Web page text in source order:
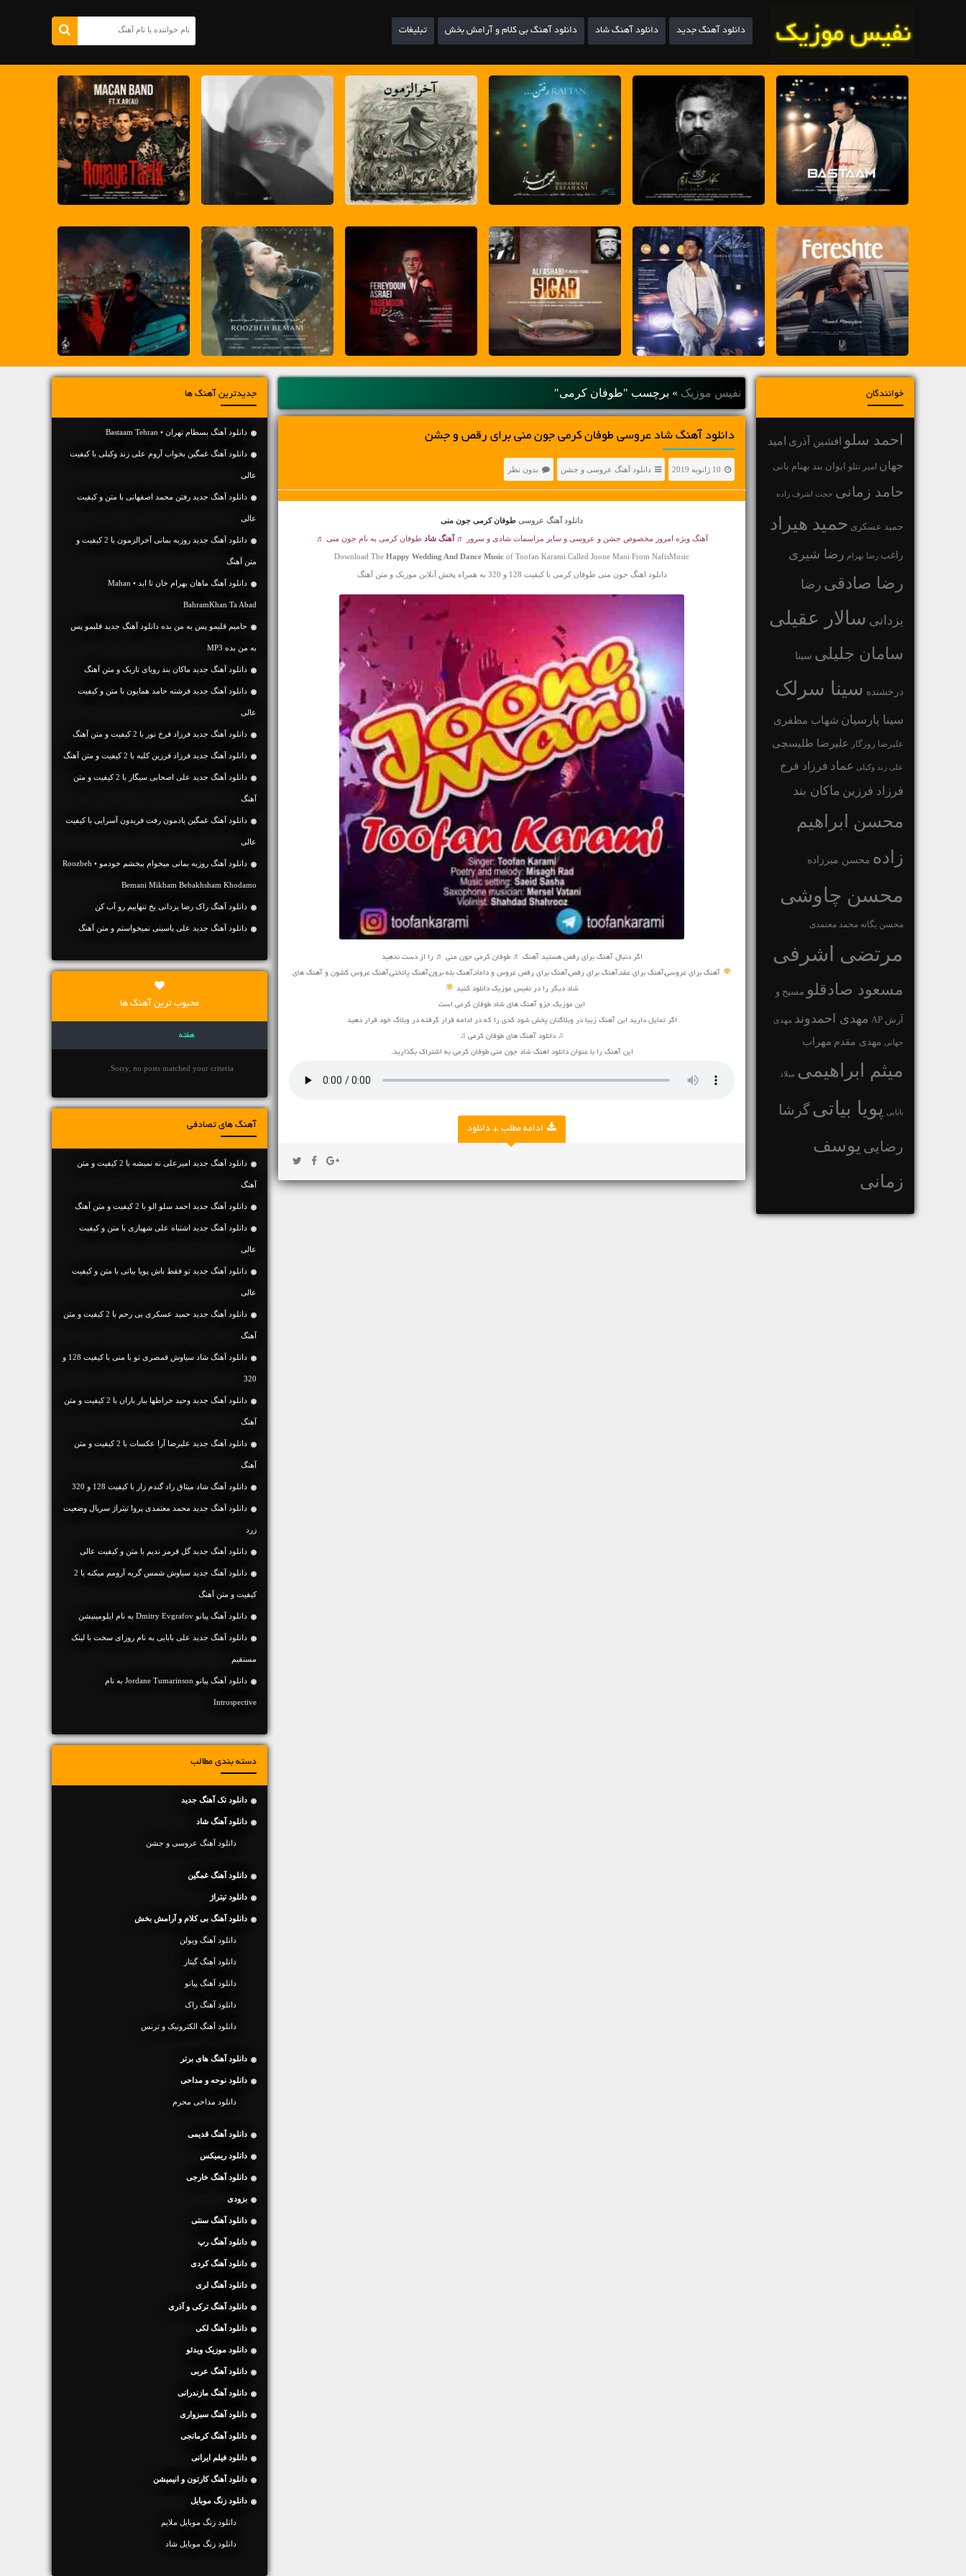
دانلود آهنگ جدید دانلود آهنگ شاد دانلود آهنگ بی کلام و آرامش بخش تبلیغات
خوانندگان
احمد سلو افشین آذری امید
جهان امیر تتلو ایوان بند بهنام بانی
حامد زمانی حجت اشرف زاده
حمید عسکری حمید هیراد
راغب رضا بهرام رضا شیری
رضا صادقی رضا
یزدانی سالار عقیلی
سامان جلیلی سینا
درخشنده سینا سرلک
سینا پارسیان شهاب مظفری
علیرضا روزگار علیرضا طلیسچی
علی زند وکیلی عماد فرزاد فرخ
فرزاد فرزین ماکان بند
محسن ابراهیم
زاده محسن میرزاده
محسن چاوشی
محسن یگانه محمد معتمدی
مرتضی اشرفی
مسعود صادقلو مسیح و
آرش AP مهدی احمدوند مهدی
جهانی مهدی مقدم مهراب
میثم ابراهیمی میلاد
بابایی پویا بیاتیگرشا
رضایی یوسف
زمانی
نفیس موزیک » برچسب "طوفان کرمی"
دانلود آهنگ شاد عروسی طوفان کرمی جون منی برای رقص و جشن
10 ژانویه 2019 دانلود آهنگ عروسی و جشن بدون نظر
دانلود آهنگ عروسی طوفان کرمی جون منی
آهنگ ویژه امروز مخصوص جشن و عروسی و سایر مراسمات شادی و سرور ♬آهنگ شاد طوفان کرمی به نام جون منی ♬
Download The Happy Wedding And Dance Music of Toofan Karami Called Joone Mani From NafisMusic
دانلود اهنگ جون منی طوفان کرمی با کیفیت 128 و 320 به همراه پخش آنلاین موزیک و متن آهنگ
اگر دنبال آهنگ برای رقص هستید آهنگ ♬ طوفان کرمی جون منی ♬ را از دست ندهید
آهنگ برای عروسی,آهنگ برای عقد,آهنگ برای رقص,آهنگ برای رقص عروس و داماد,آهنگ بله برون,آهنگ پاتختی,آهنگ عروس کشون و آهنگ های
شاد دیگر را در نفیس موزیک دانلود کنید
این موزیک جزو آهنگ های شاد طوفان کرمی است
اگر تمایل دارید این آهنگ زیبا در وبلاگتان پخش شود کدی را که در ادامه قرار گرفته در وبلاگ خود قرار دهید
♫ دانلود آهنگ های طوفان کرمی ♫
این آهنگ را با عنوان دانلود اهنگ شاد جون منی طوفان کرمی به اشتراک بگذارید.
ادامه مطلب + دانلود
جدیدترین آهنگ ها
دانلود آهنگ بسطام تهران • Bastaam Tehran
دانلود آهنگ غمگین بخواب آروم علی زند وکیلی با کیفیت
عالی
دانلود آهنگ جديد رفتن محمد اصفهانی با متن و کیفیت
عالی
دانلود آهنگ جديد روزبه بمانی آخرالزمون با 2 کیفیت و
متن آهنگ
دانلود آهنگ ماهان بهرام خان تا ابد • Mahan
BahramKhan Ta Abad
حامیم قلبمو پس به من بده دانلود آهنگ جدید قلبمو پس
به من بده MP3
دانلود آهنگ جديد ماکان بند رویای تاریک و متن آهنگ
دانلود آهنگ جديد فرشته حامد همایون با متن و کیفیت
عالی
دانلود آهنگ جديد فرزاد فرخ نور با 2 کیفیت و متن آهنگ
دانلود آهنگ جديد فرزاد فرزین کلبه با 2 کیفیت و متن آهنگ
دانلود آهنگ جديد علی اصحابی سیگار با 2 کیفیت و متن
آهنگ
دانلود آهنگ غمگین یادمون رفت فریدون آسرایی با کیفیت
عالی
دانلود آهنگ روزبه بمانی میخوام ببخشم خودمو • Roozbeh
Bemani Mikham Bebakhsham Khodamo
دانلود آهنگ راک رضا یزدانی یخ تنهاییم رو آب کن
دانلود آهنگ جديد علی یاسینی نمیخواستم و متن آهنگ
محبوب ترین آهنگ ها
هفته
Sorry, no posts matched your criteria.
آهنگ های تصادفی
دانلود آهنگ جديد امیرعلی نه نمیشه با 2 کیفیت و متن
آهنگ
دانلود آهنگ جديد احمد سلو الو با 2 کیفیت و متن آهنگ
دانلود آهنگ جديد اشتباه علی شهبازی با متن و کیفیت
عالی
دانلود آهنگ جديد تو فقط باش پویا بیاتی با متن و کیفیت
عالی
دانلود آهنگ جديد حمید عسکری بی رحم با 2 کیفیت و متن
آهنگ
دانلود آهنگ شاد سیاوش قمصری تو با منی با کیفیت 128 و
320
دانلود آهنگ جديد وحید خراطها ببار باران با 2 کیفیت و متن
آهنگ
دانلود آهنگ جديد علیرضا آرا عکسات با 2 کیفیت و متن
آهنگ
دانلود آهنگ شاد میثاق راد گندم زار با کیفیت 128 و 320
دانلود آهنگ جدید محمد معتمدی پروا تیتراژ سریال وضعیت
زرد
دانلود آهنگ جديد گل قرمز ندیم با متن و کیفیت عالی
دانلود آهنگ جديد سیاوش شمس گریه آرومم میکنه با 2
کیفیت و متن آهنگ
دانلود آهنگ پیانو Dmitry Evgrafov به نام ایلومینیشن
دانلود آهنگ جديد علی بابایی به نام روزای سخت با لینک
مستقیم
دانلود آهنگ پیانو Jordane Tumarinson به نام
Introspective
دسته بندی مطالب
دانلود تک آهنگ جدید
دانلود آهنگ شاد
دانلود آهنگ عروسی و جشن
دانلود آهنگ غمگین
دانلود تیتراژ
دانلود آهنگ بی کلام و آرامش بخش
دانلود آهنگ ویولن
دانلود آهنگ گیتار
دانلود آهنگ پیانو
دانلود آهنگ راک
دانلود آهنگ الکترونیک و ترنس
دانلود آهنگ های برتر
دانلود نوحه و مداحی
دانلود مداحی محرم
دانلود آهنگ قدیمی
دانلود ریمیکس
دانلود آهنگ خارجی
بزودی
دانلود آهنگ سنتی
دانلود آهنگ رپ
دانلود آهنگ کردی
دانلود آهنگ لری
دانلود آهنگ ترکی و آذری
دانلود آهنگ لکی
دانلود موزیک ویدئو
دانلود آهنگ عربی
دانلود آهنگ مازندرانی
دانلود آهنگ سبزواری
دانلود آهنگ کرمانجی
دانلود فیلم ایرانی
دانلود آهنگ کارتون و انیمیشن
دانلود زنگ موبایل
دانلود زنگ موبایل ملایم
دانلود زنگ موبایل شاد